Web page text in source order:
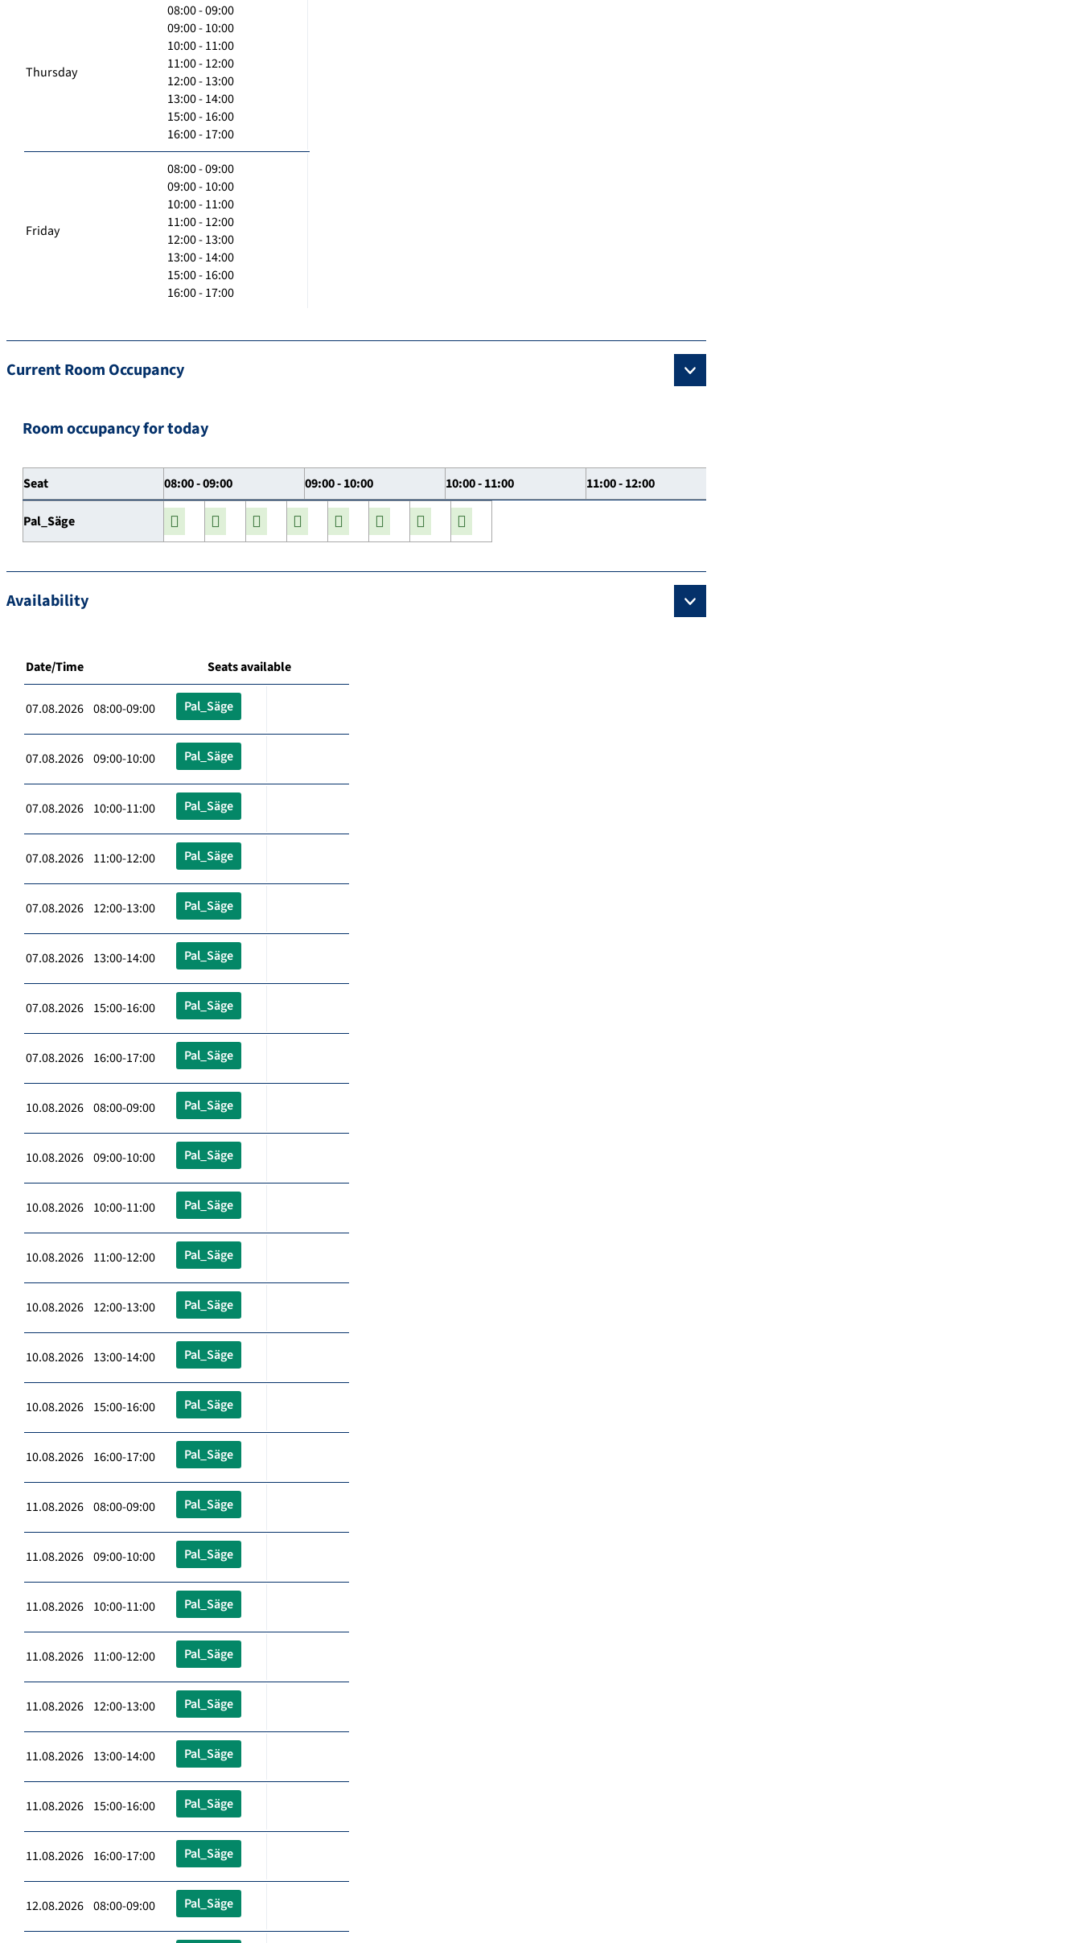
Thursday
08:00 - 09:00
09:00 - 10:00
10:00 - 11:00
11:00 - 12:00
12:00 - 13:00
13:00 - 14:00
15:00 - 16:00
16:00 - 17:00
Friday
08:00 - 09:00
09:00 - 10:00
10:00 - 11:00
11:00 - 12:00
12:00 - 13:00
13:00 - 14:00
15:00 - 16:00
16:00 - 17:00
Current Room Occupancy
Room occupancy for today
Seat 08:00 - 09:00 09:00 - 10:00 10:00 - 11:00 11:00 - 12:00
Pal_Säge
Availability
Date/Time Seats available
07.08.2026 08:00-09:00 Pal_Säge
07.08.2026 09:00-10:00 Pal_Säge
07.08.2026 10:00-11:00 Pal_Säge
07.08.2026 11:00-12:00 Pal_Säge
07.08.2026 12:00-13:00 Pal_Säge
07.08.2026 13:00-14:00 Pal_Säge
07.08.2026 15:00-16:00 Pal_Säge
07.08.2026 16:00-17:00 Pal_Säge
10.08.2026 08:00-09:00 Pal_Säge
10.08.2026 09:00-10:00 Pal_Säge
10.08.2026 10:00-11:00 Pal_Säge
10.08.2026 11:00-12:00 Pal_Säge
10.08.2026 12:00-13:00 Pal_Säge
10.08.2026 13:00-14:00 Pal_Säge
10.08.2026 15:00-16:00 Pal_Säge
10.08.2026 16:00-17:00 Pal_Säge
11.08.2026 08:00-09:00 Pal_Säge
11.08.2026 09:00-10:00 Pal_Säge
11.08.2026 10:00-11:00 Pal_Säge
11.08.2026 11:00-12:00 Pal_Säge
11.08.2026 12:00-13:00 Pal_Säge
11.08.2026 13:00-14:00 Pal_Säge
11.08.2026 15:00-16:00 Pal_Säge
11.08.2026 16:00-17:00 Pal_Säge
12.08.2026 08:00-09:00 Pal_Säge